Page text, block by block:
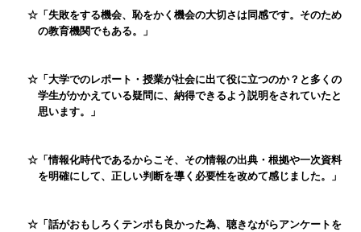
☆「失敗をする機会、恥をかく機会の大切さは同感です。そのため
の教育機関でもある。」
☆「大学でのレポート・授業が社会に出て役に立つのか？と多くの
学生がかかえている疑問に、納得できるよう説明をされていたと
思います。」
☆「情報化時代であるからこそ、その情報の出典・根拠や一次資料
を明確にして、正しい判断を導く必要性を改めて感じました。」
☆「話がおもしろくテンポも良かった為、聴きながらアンケートを